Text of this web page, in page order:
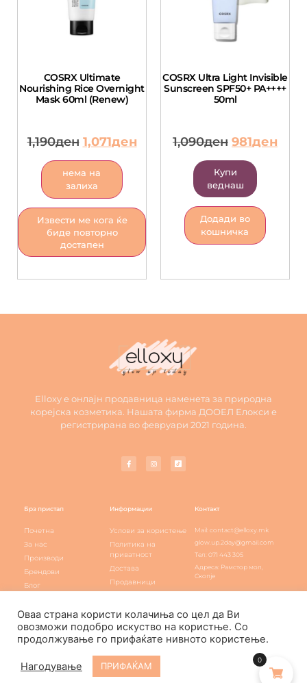
COSRX Ultimate
Nourishing Rice Overnight
Mask 60ml (Renew)
1,190ден 1,071ден
нема на
залиха
Извести ме кога ќе
биде повторно
достапен
COSRX Ultra Light Invisible
Sunscreen SPF50+ PA++++
50ml
1,090ден 981ден
Купи
веднаш
Додади во
кошничка
Elloxy е онлајн продавница наменета за природна
корејска козметика. Нашата фирма ДООЕЛ Елокси е
регистрирана во февруари 2021 година.
Брз пристап
Почетна
За нас
Производи
Брендови
Блог
Информации
Услови за користење
Политика на
приватност
Достава
Продавници
Контакт
Mail: contact@elloxy.mk
glow.up.2day@gmail.com
Тел: 071 443 305
Адреса: Рамстор мол,
Скопје
Elloxy Cosmetic © All rights reserved
Оваа страна користи колачиња со цел да Ви
овозможи подобро искуство на користње. Со
продолжување го прифаќате нивното користење.
Нагодување ПРИФАЌАМ
0